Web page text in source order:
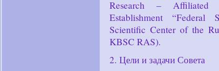
Research – Affiliated
Establishment “Federal
Scientific Center of the
KBSC RAS).
2. Цели и задачи Совета